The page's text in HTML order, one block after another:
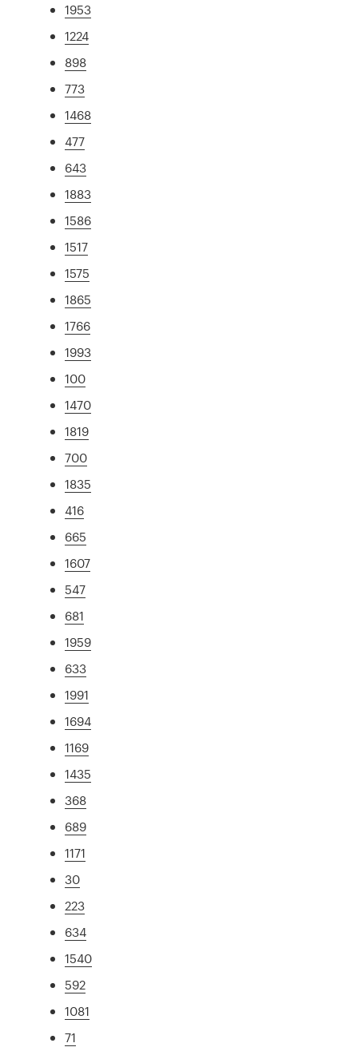
1953
1224
898
773
1468
477
643
1883
1586
1517
1575
1865
1766
1993
100
1470
1819
700
1835
416
665
1607
547
681
1959
633
1991
1694
1169
1435
368
689
1171
30
223
634
1540
592
1081
71